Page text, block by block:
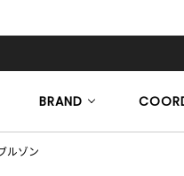
BRAND
ルゾン